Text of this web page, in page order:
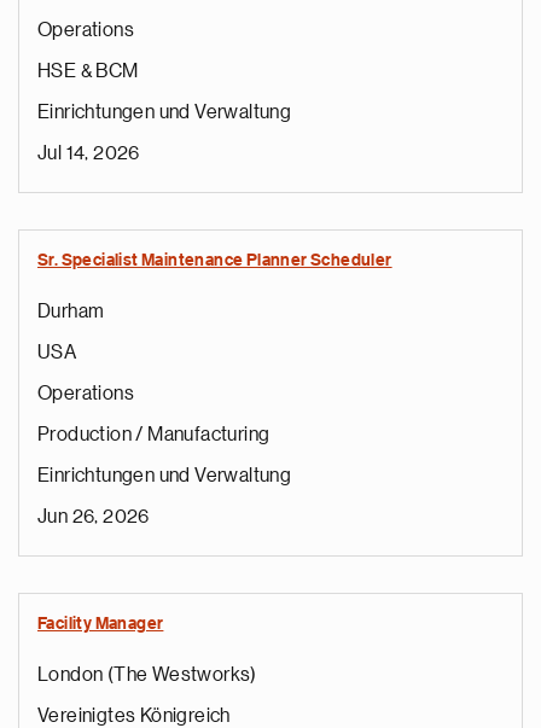
Operations
HSE & BCM
Einrichtungen und Verwaltung
Jul 14, 2026
Sr. Specialist Maintenance Planner Scheduler
Durham
USA
Operations
Production / Manufacturing
Einrichtungen und Verwaltung
Jun 26, 2026
Facility Manager
London (The Westworks)
Vereinigtes Königreich